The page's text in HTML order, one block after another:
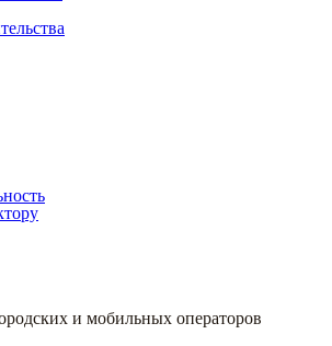
и мобильных операторов